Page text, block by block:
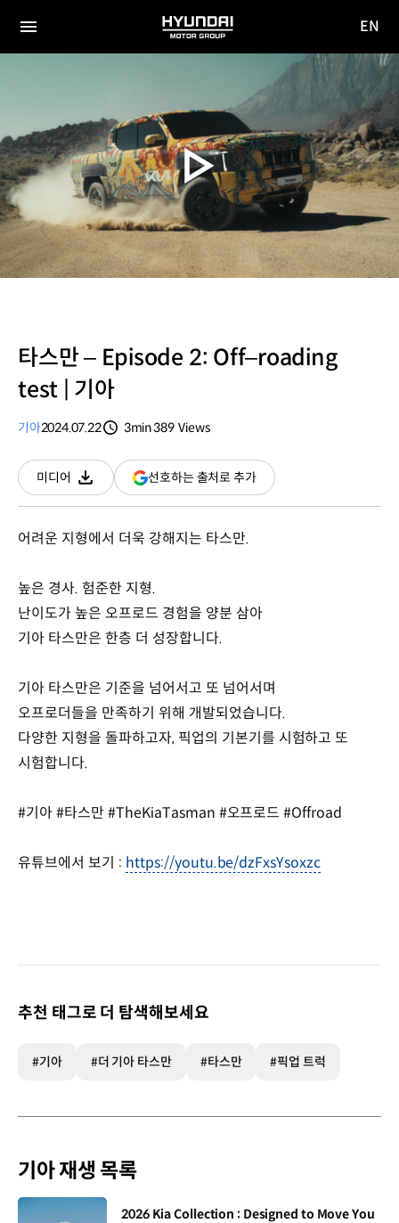
전체
HYUNDAI
MOTOR
사이
이동
EN
타스만 – Episode 2: Off–roading
test | 기아
기아2024.07.22
3min389 Views
미디어
다운로드
선호하는 출처로 추가(새
창
어려운 지형에서 더욱 강해지는 타스만.
높은 경사. 험준한 지형.
난이도가 높은 오프로드 경험을 양분 삼아
기아 타스만은 한층 더 성장합니다.
기아 타스만은 기준을 넘어서고 또 넘어서며
오프로더들을 만족하기 위해 개발되었습니다.
다양한 지형을 돌파하고자, 픽업의 기본기를 시험하고 또
시험합니다.
#기아 #타스만 #TheKiaTasman #오프로드 #Offroad
유튜브에서 보기 : https://youtu.be/dzFxsYsoxzc
추천 태그로 더 탐색해보세요
#기아 #더 기아 타스만 #타스만 #픽업 트럭
기아 재생 목록
[동영상]
2026 Kia Collection : Designed to Move You